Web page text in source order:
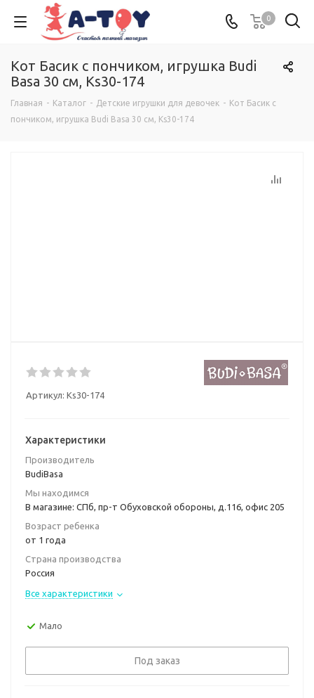
0
Кот Басик с пончиком, игрушка Budi
Basa 30 см, Ks30-174
Главная - Каталог - Детские игрушки для девочек - Кот Басик с
пончиком, игрушка Budi Basa 30 см, Ks30-174
Артикул: Ks30-174
Характеристики
Производитель
BudiBasa
Мы находимся
В магазине: СПб, пр-т Обуховской обороны, д.116, офис 205
Возраст ребенка
от 1 года
Страна производства
Россия
Все характеристики
Мало
Под заказ